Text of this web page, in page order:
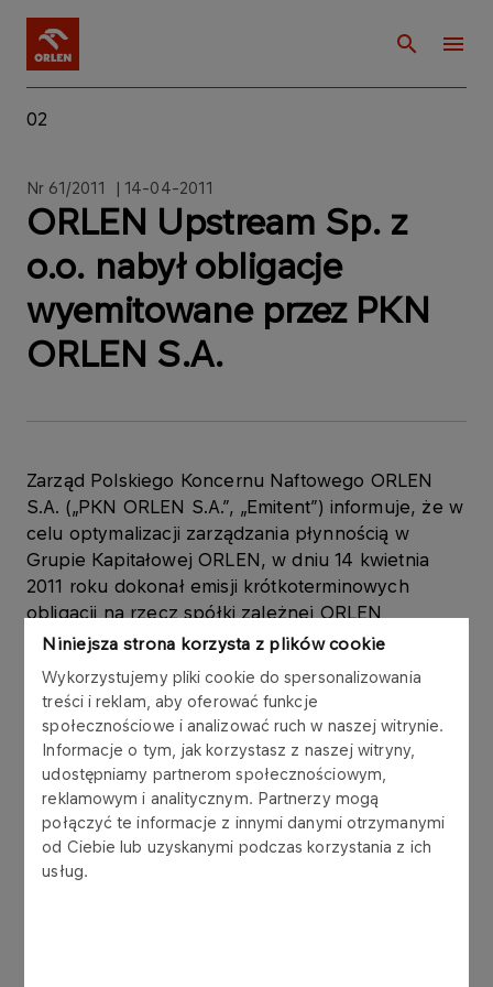
Niniejsza strona korzysta z plików cookie
Wykorzystujemy pliki cookie do spersonalizowania
treści i reklam, aby oferować funkcje
społecznościowe i analizować ruch w naszej witrynie.
Informacje o tym, jak korzystasz z naszej witryny,
udostępniamy partnerom społecznościowym,
reklamowym i analitycznym. Partnerzy mogą
połączyć te informacje z innymi danymi otrzymanymi
od Ciebie lub uzyskanymi podczas korzystania z ich
usług.
02
Nr 61/2011 | 14-04-2011
ORLEN Upstream Sp. z
o.o. nabył obligacje
wyemitowane przez PKN
ORLEN S.A.
Zarząd Polskiego Koncernu Naftowego ORLEN
S.A. („PKN ORLEN S.A.”, „Emitent”) informuje, że w
celu optymalizacji zarządzania płynnością w
Grupie Kapitałowej ORLEN, w dniu 14 kwietnia
2011 roku dokonał emisji krótkoterminowych
obligacji na rzecz spółki zależnej ORLEN
Upstream Sp. z o.o. („ORLEN Upstream”), w
ramach Programu emisji obligacji, który Emitent
podpisał z konsorcjum 6 banków w listopadzie
2006 roku.
Obligacje są wykorzystywane w zarządzaniu
kapitałem obrotowym Grupy Kapitałowej ORLEN.
Obligacje zostały wyemitowane zgodnie z ustawą
z dnia 29 czerwca 1995 r. o obligacjach (tekst